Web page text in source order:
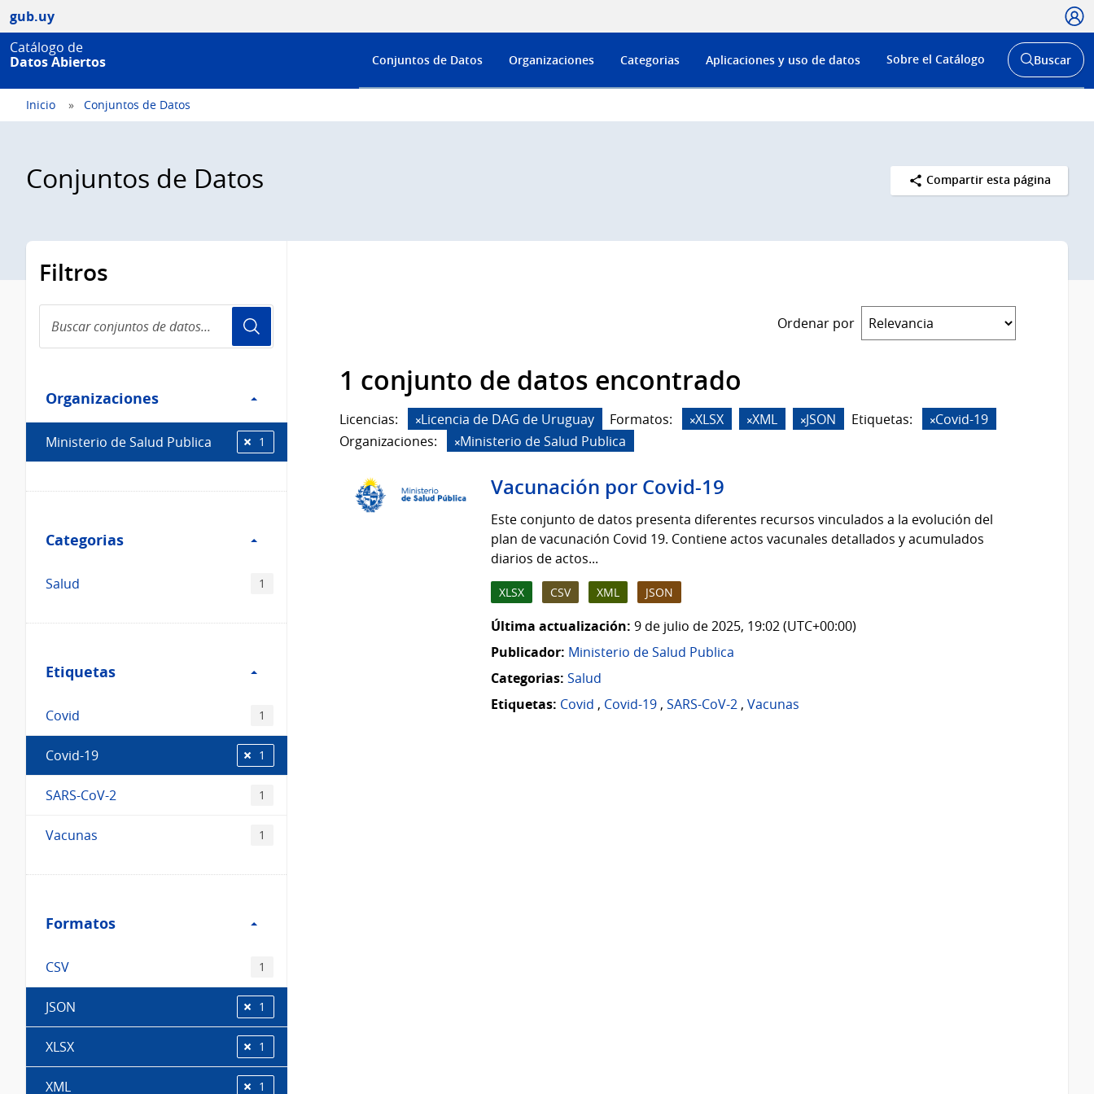
gub.uy
Catálogo de
Datos Abiertos
Menú
de
Conjuntos de Datos Organizaciones Categorias Aplicaciones y uso de datos Sobre el Catálogo
Abrir
buscador
Buscar
Inicio Conjuntos de Datos
Conjuntos de Datos Compartir esta página
Filtros
conjuntos
de
Organizaciones
Organizaciones
Ministerio de Salud Publica 1
Categorias
Categorias
Salud 1
Etiquetas
Etiquetas
Covid 1
Covid-19 1
SARS-CoV-2 1
Vacunas 1
Formatos
Formatos
CSV 1
JSON 1
XLSX 1
XML 1
Ordenar por
1 conjunto de datos encontrado
Licencias: Licencia de DAG de Uruguay Formatos: XLSX XML JSON Etiquetas:
Covid-19
Organizaciones:
Ministerio de Salud Publica
Vacunación por Covid-19
Este conjunto de datos presenta diferentes recursos vinculados a la evolución del
plan de vacunación Covid 19. Contiene actos vacunales detallados y acumulados
diarios de actos...
XLSX CSV XML JSON
Última actualización: 9 de julio de 2025, 19:02 (UTC+00:00)
Publicador: Ministerio de Salud Publica
Categorias: Salud
Etiquetas: Covid , Covid-19, SARS-CoV-2, Vacunas